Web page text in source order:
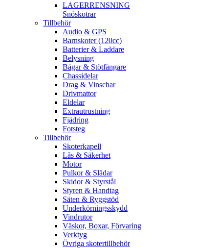
LAGERRENSNING
Snöskotrar
Tillbehör
Audio & GPS
Barnskoter (120cc)
Batterier & Laddare
Belysning
Bågar & Stötfångare
Chassidelar
Drag & Vinschar
Drivmattor
Eldelar
Extrautrustning
Fjädring
Fotsteg
Tillbehör
Skoterkapell
Lås & Säkerhet
Motor
Pulkor & Slädar
Skidor & Styrstål
Styren & Handtag
Säten & Ryggstöd
Underkörningsskydd
Vindrutor
Väskor, Boxar, Förvaring
Verktyg
Övriga skotertillbehör